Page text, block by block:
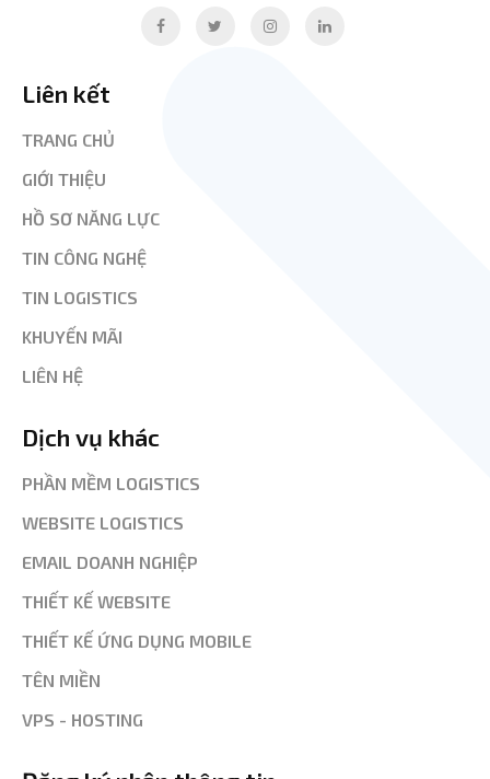
Liên kết
TRANG CHỦ
GIỚI THIỆU
HỒ SƠ NĂNG LỰC
TIN CÔNG NGHỆ
TIN LOGISTICS
KHUYẾN MÃI
LIÊN HỆ
Dịch vụ khác
PHẦN MỀM LOGISTICS
WEBSITE LOGISTICS
EMAIL DOANH NGHIỆP
THIẾT KẾ WEBSITE
THIẾT KẾ ỨNG DỤNG MOBILE
TÊN MIỀN
VPS - HOSTING